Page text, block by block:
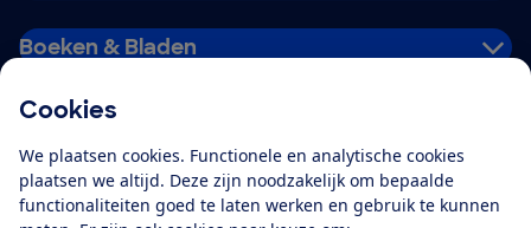
Cookies
We plaatsen cookies. Functionele en analytische cookies
plaatsen we altijd. Deze zijn noodzakelijk om bepaalde
functionaliteiten goed te laten werken en gebruik te kunnen
Boeken & Bladen